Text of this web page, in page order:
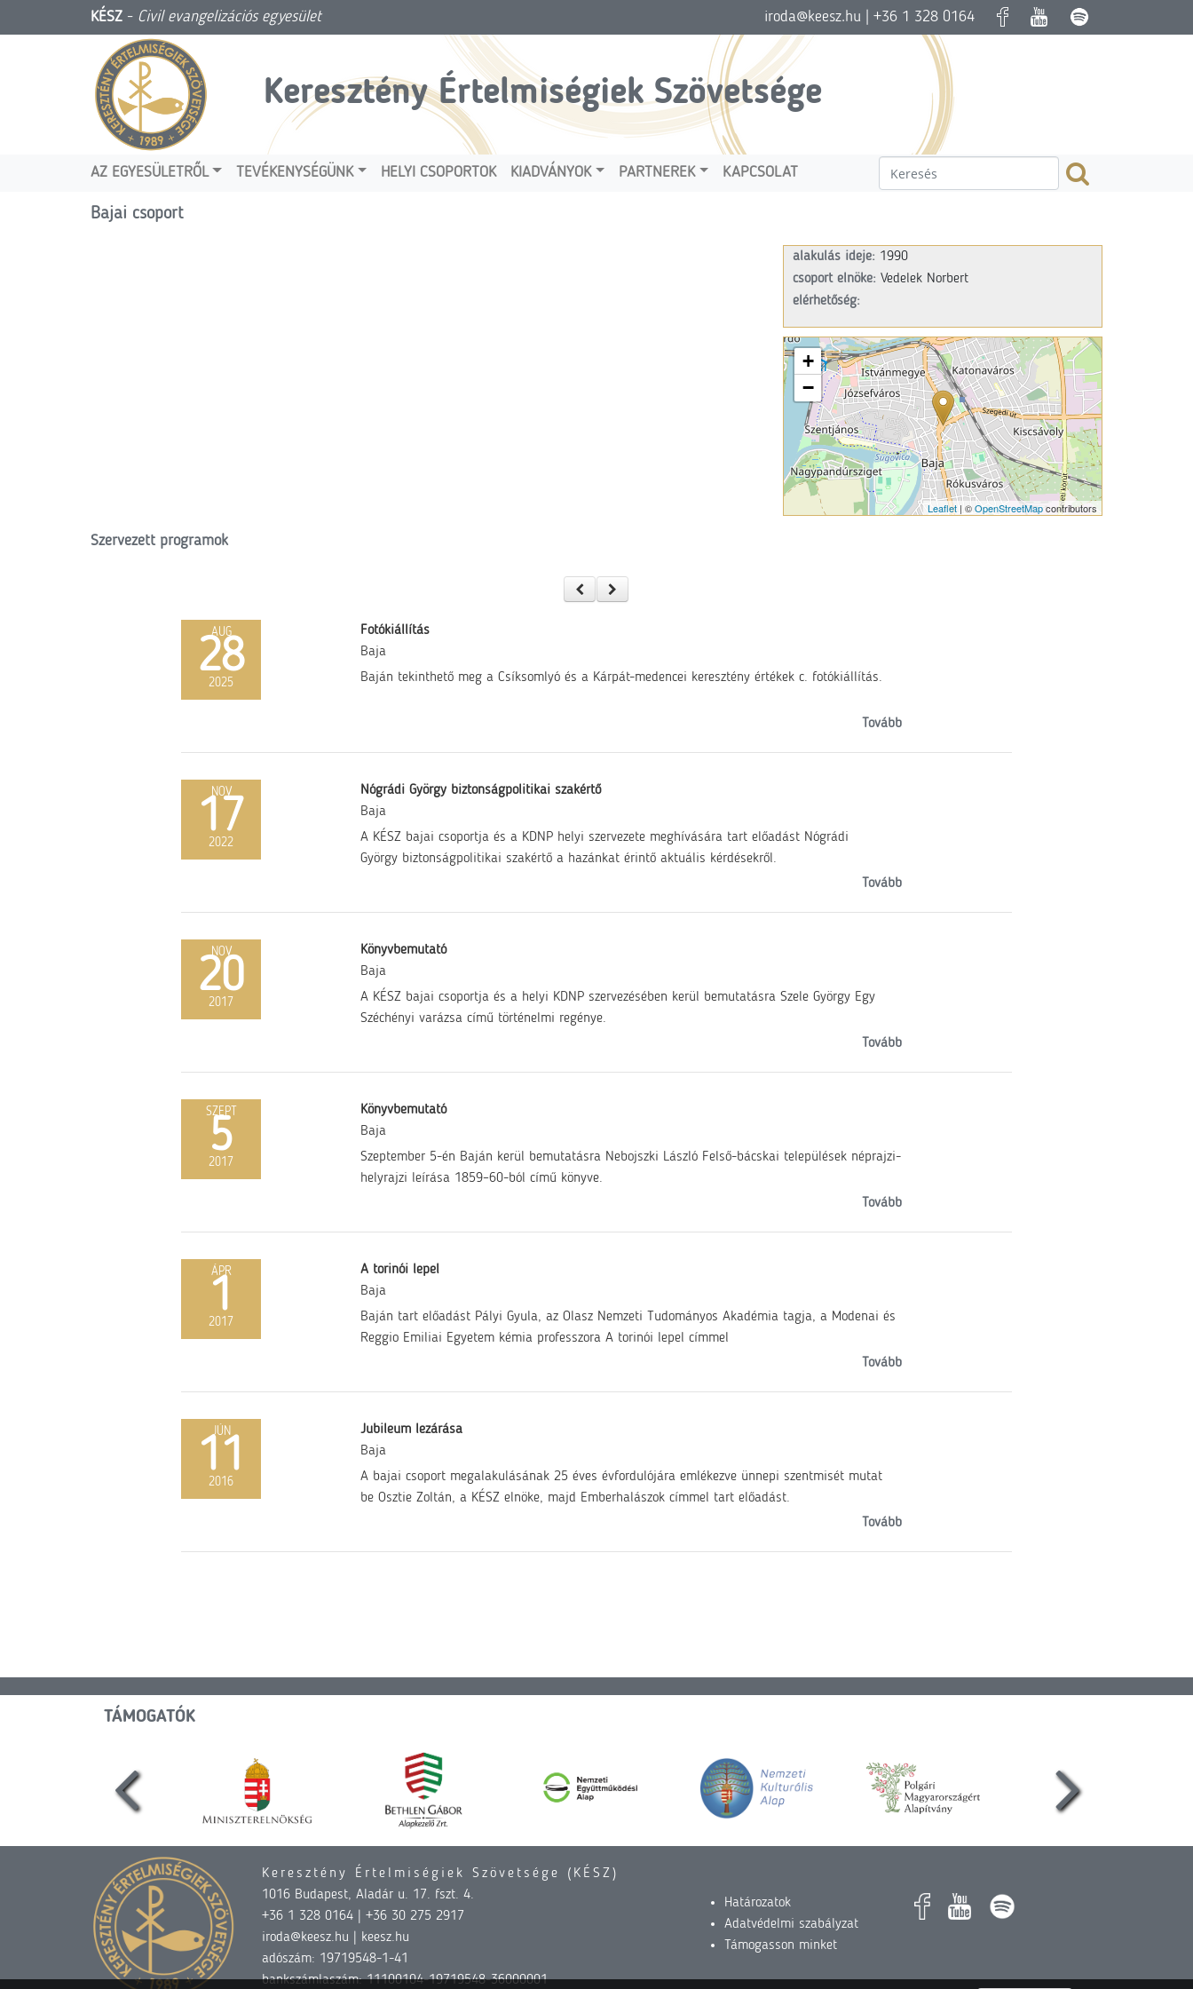
KÉSZ - Civil evangelizációs egyesület iroda@keesz.hu | +36 1 328 0164
Keresztény Értelmiségiek Szövetsége
AZ EGYESÜLETRŐL TEVÉKENYSÉGÜNK HELYI CSOPORTOK KIADVÁNYOK PARTNEREK KAPCSOLAT
Bajai csoport
alakulás ideje: 1990
csoport elnöke: Vedelek Norbert
elérhetőség:
+
−
Leaflet | ©OpenStreetMapcontributors
Szervezett programok
AUG
28
2025
Fotókiállítás
Baja
Baján tekinthető meg a Csíksomlyó és a Kárpát-medencei keresztény értékek c. fotókiállítás.
Tovább
NOV
17
2022
Nógrádi György biztonságpolitikai szakértő
Baja
A KÉSZ bajai csoportja és a KDNP helyi szervezete meghívására tart előadást Nógrádi
György biztonságpolitikai szakértő a hazánkat érintő aktuális kérdésekről.
Tovább
NOV
20
2017
Könyvbemutató
Baja
A KÉSZ bajai csoportja és a helyi KDNP szervezésében kerül bemutatásra Szele György Egy
Széchényi varázsa című történelmi regénye.
Tovább
SZEPT
5
2017
Könyvbemutató
Baja
Szeptember 5-én Baján kerül bemutatásra Nebojszki László Felső-bácskai települések néprajzi-
helyrajzi leírása 1859–60-ból című könyve.
Tovább
ÁPR
1
2017
A torinói lepel
Baja
Baján tart előadást Pályi Gyula, az Olasz Nemzeti Tudományos Akadémia tagja, a Modenai és
Reggio Emiliai Egyetem kémia professzora A torinói lepel címmel
Tovább
JÚN
11
2016
Jubileum lezárása
Baja
A bajai csoport megalakulásának 25 éves évfordulójára emlékezve ünnepi szentmisét mutat
be Osztie Zoltán, a KÉSZ elnöke, majd Emberhalászok címmel tart előadást.
Tovább
TÁMOGATÓK
Keresztény Értelmiségiek Szövetsége (KÉSZ)
1016 Budapest, Aladár u. 17. fszt. 4.
+36 1 328 0164 | +36 30 275 2917
iroda@keesz.hu | keesz.hu
adószám: 19719548-1-41
bankszámlaszám: 11100104-19719548-36000001
Határozatok
Adatvédelmi szabályzat
Támogasson minket